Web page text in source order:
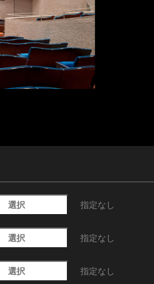
選択 指定なし
選択 指定なし
選択 指定なし